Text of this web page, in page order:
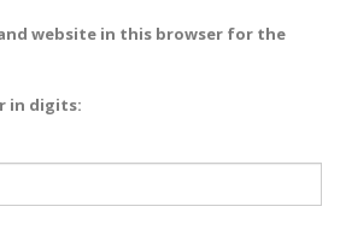
and website in this browser for the
in digits: